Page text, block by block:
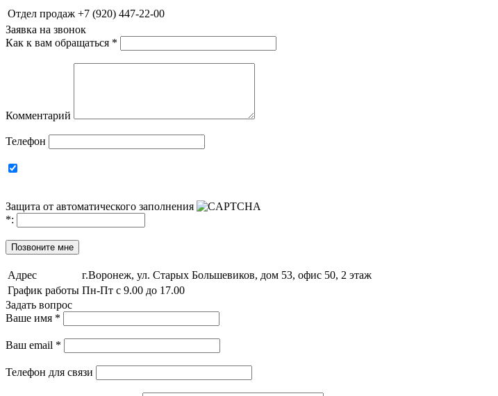
Отдел продаж +7 (920) 447-22-00
Заявка на звонок
Как к вам обращаться *
Комментарий
Телефон
Защита от автоматического заполнения
*:
Позвоните мне
Адрес
г.Воронеж, ул. Старых Большевиков, дом 53, офис 50, 2 этаж
График работы Пн-Пт с 9.00 до 17.00
Задать вопрос
Ваше имя *
Ваш email *
Телефон для связи